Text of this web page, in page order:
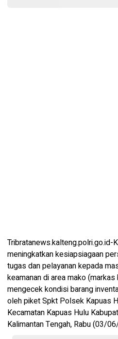
Tribratanews.kalteng.polri.go.id-
meningkatkan kesiapsiagaan
tugas dan pelayanan kepada
keamanan di area mako
mengecek kondisi barang
oleh piket Spkt Polsek Kapuas
Kecamatan Kapuas Hulu
Kalimantan Tengah, Rabu (03/